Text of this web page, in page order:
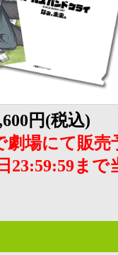
円(税込)
劇場にて販売
23:59:59ま